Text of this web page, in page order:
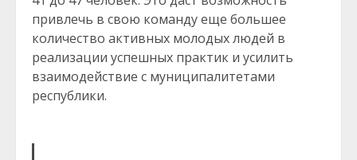
привлечь в свою команду еще большее
количество активных молодых людей в
реализации успешных практик и усилить
взаимодействие с муниципалитетами
республики.